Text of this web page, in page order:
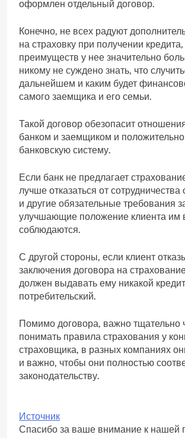
оформлен отдельный договор.
Конечно, не всех радуют
на страховку при получении
преимуществ у нее значительно
никому не суждено знать, что
дальнейшем и каким будет
самого заемщика и его семьи.
Такой договор обезопасит
банком и заемщиком и
банковскую систему.
Если банк не предлагает
лучше отказаться от сотрудничества
и другие обязательные требования
улучшающие положение клиента им
соблюдаются.
С другой стороны, если клиент
заключения договора на
должен выдавать ему никакой
потребительский.
Помимо договора, важно тщательно
понимать правила страхования у
страховщика, в разных компаниях
и важно, чтобы они полностью
законодательству.
Источник
Спасибо за ваше внимание к нашей